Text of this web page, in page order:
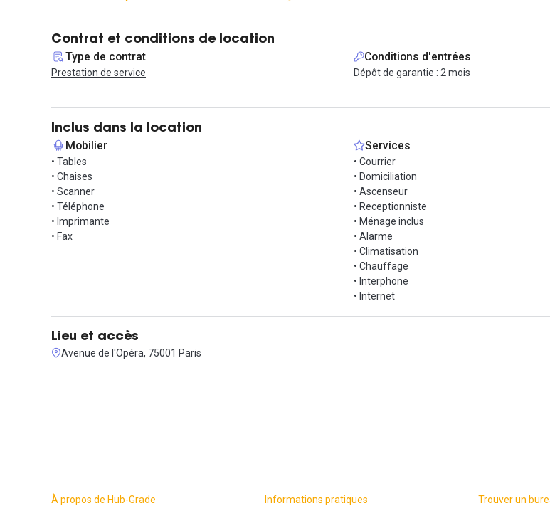
Nettoyage et entretien des bureaux
Utilisation d'une imprimante, d'un scanner et d'une photocopieuse
Toutes les charges sont comprises dans le loyer
Contrat et conditions de location
Type de contrat
Prestation de service
Conditions d'entrées
Dépôt de garantie : 2 mois
Inclus dans la location
Mobilier
• Tables
• Chaises
• Scanner
• Téléphone
• Imprimante
• Fax
Services
• Courrier
• Domiciliation
• Ascenseur
• Receptionniste
• Ménage inclus
• Alarme
• Climatisation
• Chauffage
• Interphone
• Internet
Lieu et accès
Avenue de l'Opéra, 75001 Paris
À propos de Hub-Grade Informations pratiques Trouver un